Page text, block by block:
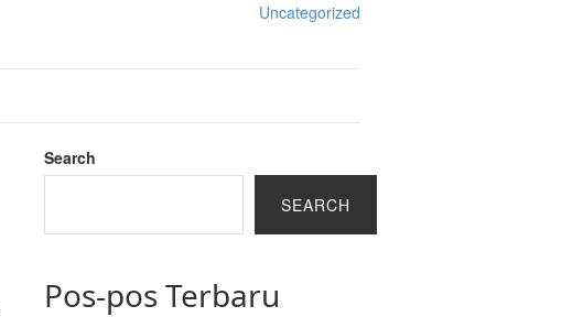
Uncategorized
Search
SEARCH
Pos-pos Terbaru